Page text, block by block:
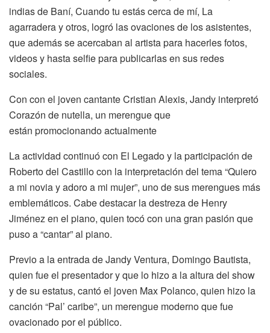
indias de Baní, Cuando tu estás cerca de mí, La
agarradera y otros, logró las ovaciones de los asistentes,
que además se acercaban al artista para hacerles fotos,
videos y hasta selfie para publicarlas en sus redes
sociales.
Con con el joven cantante Cristian Alexis, Jandy interpretó
Corazón de nutella, un merengue que
están promocionando actualmente
La actividad continuó con El Legado y la participación de
Roberto del Castillo con la interpretación del tema “Quiero
a mi novia y adoro a mi mujer”, uno de sus merengues más
emblemáticos. Cabe destacar la destreza de Henry
Jiménez en el piano, quien tocó con una gran pasión que
puso a “cantar” al piano.
Previo a la entrada de Jandy Ventura, Domingo Bautista,
quien fue el presentador y que lo hizo a la altura del show
y de su estatus, cantó el joven Max Polanco, quien hizo la
canción “Pal’ caribe”, un merengue moderno que fue
ovacionado por el público.